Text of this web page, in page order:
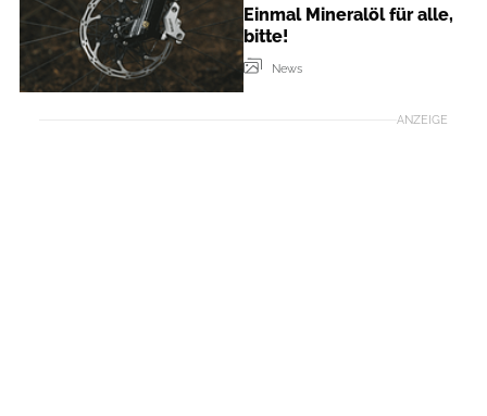
Einmal Mineralöl für alle,
bitte!
News
ANZEIGE